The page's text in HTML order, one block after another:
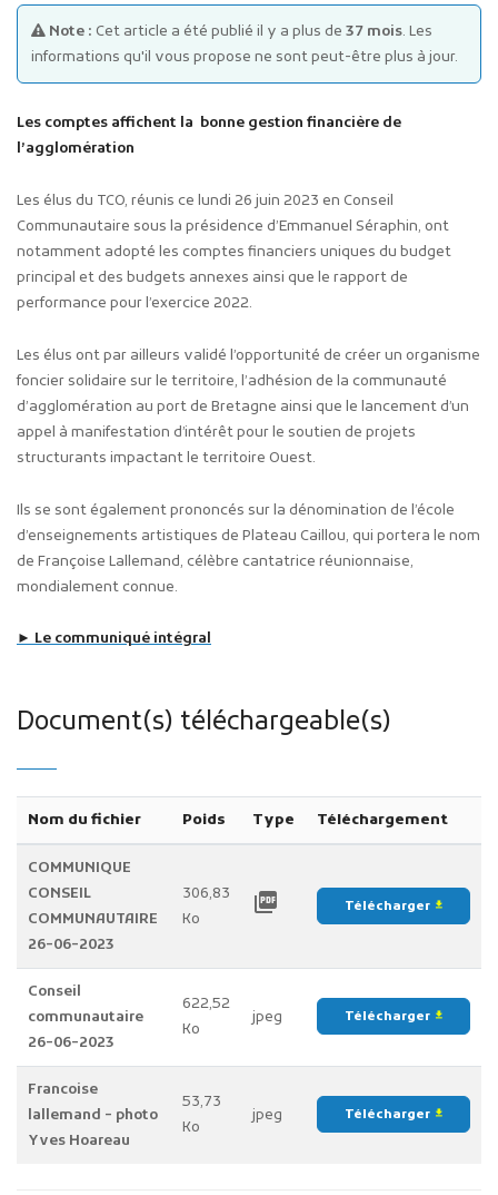
Publicité des actes
Marchés publics
Projets financés par l'Europe
Plans d'accès
Note : Cet article a été publié il y a plus de 37 mois. Les
informations qu'il vous propose ne sont peut-être plus à jour.
Les comptes affichent la bonne gestion financière de
l’agglomération
Les élus du TCO, réunis ce lundi 26 juin 2023 en Conseil
Communautaire sous la présidence d’Emmanuel Séraphin, ont
notamment adopté les comptes financiers uniques du budget
principal et des budgets annexes ainsi que le rapport de
performance pour l’exercice 2022.
Les élus ont par ailleurs validé l’opportunité de créer un organisme
foncier solidaire sur le territoire, l’adhésion de la communauté
d’agglomération au port de Bretagne ainsi que le lancement d’un
appel à manifestation d’intérêt pour le soutien de projets
structurants impactant le territoire Ouest.
Ils se sont également prononcés sur la dénomination de l’école
d’enseignements artistiques de Plateau Caillou, qui portera le nom
de Françoise Lallemand, célèbre cantatrice réunionnaise,
mondialement connue.
► Le communiqué intégral
Document(s) téléchargeable(s)
Nom du fichier Poids Type Téléchargement
COMMUNIQUE
CONSEIL
COMMUNAUTAIRE
26-06-2023
306,83
Ko
picture_as_pdf Télécharger file_download
Conseil
communautaire
26-06-2023
622,52
Ko
jpeg Télécharger file_download
Francoise
lallemand - photo
Yves Hoareau
53,73
Ko
jpeg Télécharger file_download